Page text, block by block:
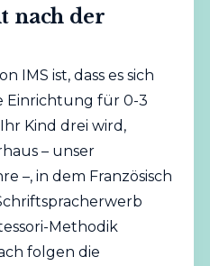
nach der
IMS ist, dass es sich
Einrichtung für 0-3
Kind drei wird,
– unser
–, in dem Französisch
Methodik
folgen die